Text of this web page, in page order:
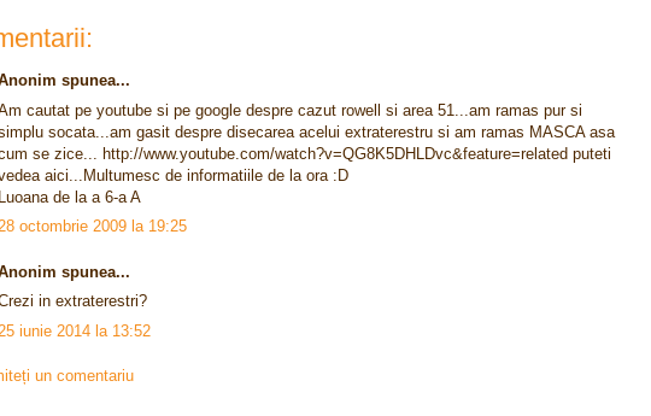
spunea...
cautat pe youtube si pe google despre cazut rowell si area 51...am ramas pur si
socata...am gasit despre disecarea acelui extraterestru si am ramas MASCA asa
se zice... http://www.youtube.com/watch?v=QG8K5DHLDvc&feature=related puteti
aici...Multumesc de informatiile de la ora :D
Luoana de la a 6-a A
octombrie 2009 la 19:25
spunea...
in extraterestri?
25 iunie 2014 la 13:52
un comentariu